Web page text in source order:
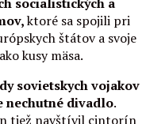
ktoré sa spojili pri
štátov a svoje
kusy mäsa.
sovietskych vojakov
nechutné divadlo.
tiež navštívil cintorín